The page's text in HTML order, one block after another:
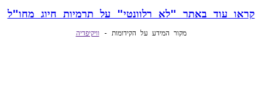
קראו עוד באתר "לא רלוונטי" על תרמיות חיוג מחו"ל
מקור המידע על הקידומות - וויקיפדיה